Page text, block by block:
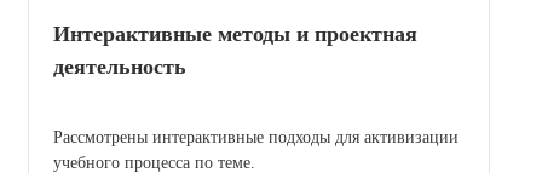
Интерактивные методы и проектная
деятельность
Рассмотрены интерактивные подходы для активизации
учебного процесса по теме.